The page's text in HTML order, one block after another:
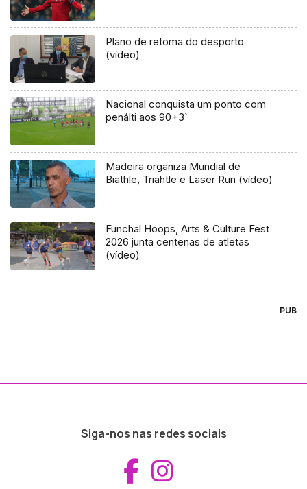
Plano de retoma do desporto
(vídeo)
Nacional conquista um ponto com
penálti aos 90+3`
Madeira organiza Mundial de
Biathle, Triahtle e Laser Run (vídeo)
Funchal Hoops, Arts & Culture Fest
2026 junta centenas de atletas
(vídeo)
PUB
Siga-nos nas redes sociais
Aceder ao